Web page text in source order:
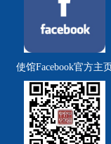
使馆Facebook官方主